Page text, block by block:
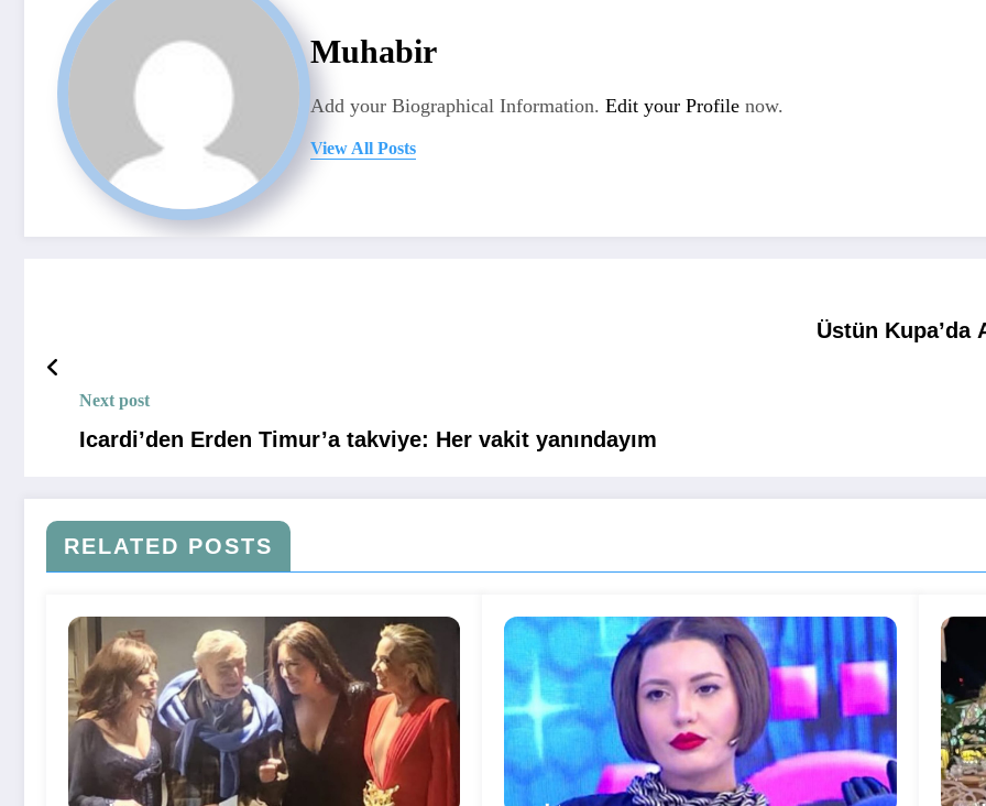
Muhabir
Add your Biographical Information. Edit your Profile now.
View All Posts
Üstün Kupa’da
Next post
Icardi’den Erden Timur’a takviye: Her vakit yanındayım
RELATED POSTS